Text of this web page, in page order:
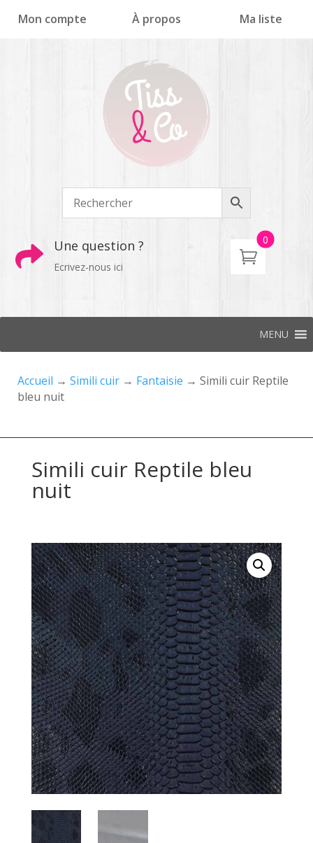
Mon compte À propos Ma liste
 Une question ?
Ecrivez-nous ici
0
MENU
Accueil → Simili cuir → Fantaisie → Simili cuir Reptile
bleu nuit
Simili cuir Reptile bleu
nuit